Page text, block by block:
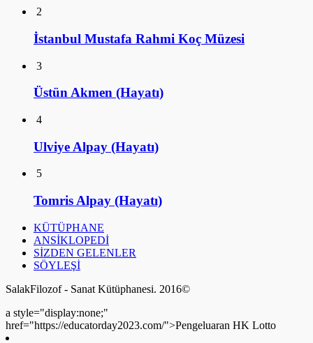
2
İstanbul Mustafa Rahmi Koç Müzesi
3
Üstün Akmen (Hayatı)
4
Ulviye Alpay (Hayatı)
5
Tomris Alpay (Hayatı)
KÜTÜPHANE
ANSİKLOPEDİ
SİZDEN GELENLER
SÖYLEŞİ
SalakFilozof - Sanat Kütüphanesi. 2016©
a style="display:none;"
href="https://educatorday2023.com/">Pengeluaran HK Lotto